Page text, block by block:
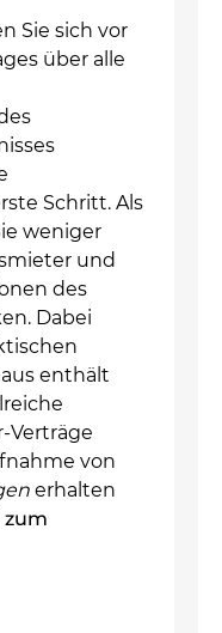
Sie sich vor
über alle
Schritt. Als
weniger
und
des
Dabei
enthält
Verträge
von
erhalten
zum